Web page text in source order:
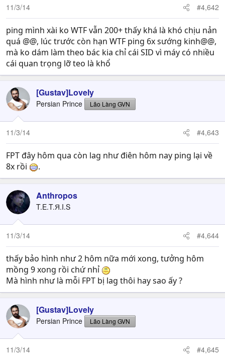
11/3/14 #4,642
ping mình xài ko WTF vẫn 200+ thấy khá là khó chịu nản
quá @@, lúc trước còn hạn WTF ping 6x sướng kinh@@,
mà ko dám làm theo bác kia chỉ cái SID vì máy có nhiều
cái quan trọng lỡ teo là khổ
[Gustav]Lovely
Persian Prince Lão Làng GVN
11/3/14 #4,643
FPT đây hôm qua còn lag như điên hôm nay ping lại về
8x rồi
.
Anthropos
T.E.T.Я.I.S
11/3/14 #4,644
thấy bảo hình như 2 hôm nữa mới xong, tưởng hôm
mồng 9 xong rồi chứ nhỉ
Mà hình như là mỗi FPT bị lag thôi hay sao ấy ?
[Gustav]Lovely
Persian Prince Lão Làng GVN
11/3/14 #4,645